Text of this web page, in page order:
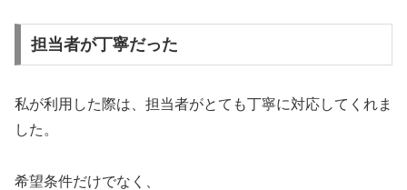
担当者が丁寧だった
私が利用した際は、担当者がとても丁寧に対応してくれま
した。
希望条件だけでなく、